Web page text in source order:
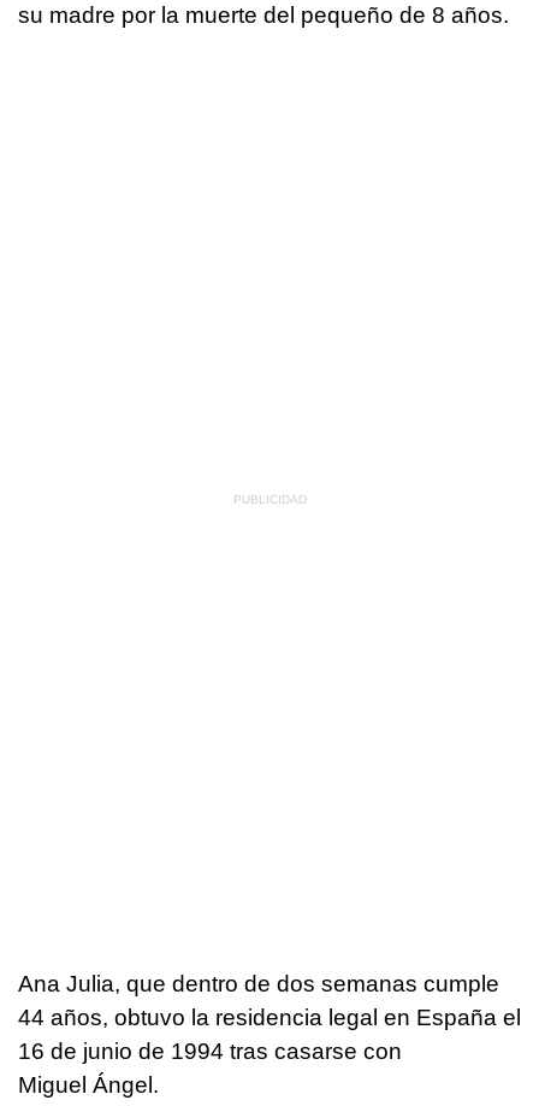
su madre por la muerte del pequeño de 8 años.
Ana Julia, que dentro de dos semanas cumple
44 años, obtuvo la residencia legal en España el
16 de junio de 1994 tras casarse con
Miguel Ángel.